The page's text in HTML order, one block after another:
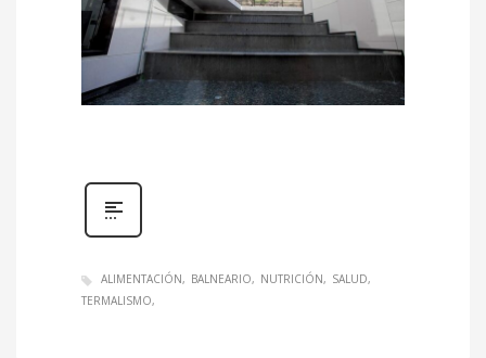
ALIMENTACIÓN BALNEARIO NUTRICIÓN
SALUD
TERMALISMO